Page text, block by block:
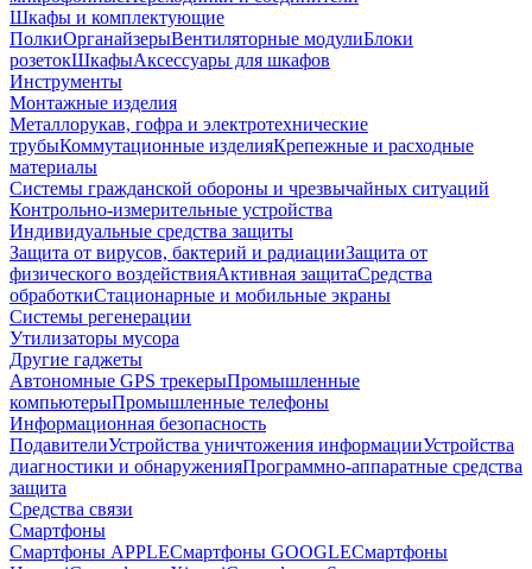
Шкафы и комплектующие
ПолкиОрганайзерыВентиляторные модулиБлоки
розетокШкафыАксессуары для шкафов
Инструменты
Монтажные изделия
Металлорукав, гофра и электротехнические
трубыКоммутационные изделияКрепежные и расходные
материалы
Системы гражданской обороны и чрезвычайных ситуаций
Контрольно-измерительные устройства
Индивидуальные средства защиты
Защита от вирусов, бактерий и радиацииЗащита от
физического воздействияАктивная защитаСредства
обработкиСтационарные и мобильные экраны
Системы регенерации
Утилизаторы мусора
Другие гаджеты
Автономные GPS трекерыПромышленные
компьютерыПромышленные телефоны
Информационная безопасность
ПодавителиУстройства уничтожения информацииУстройства
диагностики и обнаруженияПрограммно-аппаратные средства
защита
Средства связи
Смартфоны
Смартфоны APPLEСмартфоны GOOGLEСмартфоны